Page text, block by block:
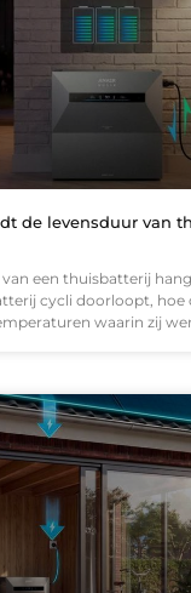
de levensduur van
een thuisbatterij
cycli doorloopt, hoe
waarin zij